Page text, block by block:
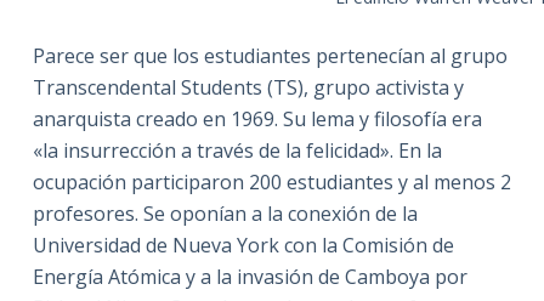
Parece ser que los estudiantes pertenecían al grupo
Transcendental Students (TS), grupo activista y
anarquista creado en 1969. Su lema y filosofía era
«la insurrección a través de la felicidad». En la
ocupación participaron 200 estudiantes y al menos 2
profesores. Se oponían a la conexión de la
Universidad de Nueva York con la Comisión de
Energía Atómica y a la invasión de Camboya por